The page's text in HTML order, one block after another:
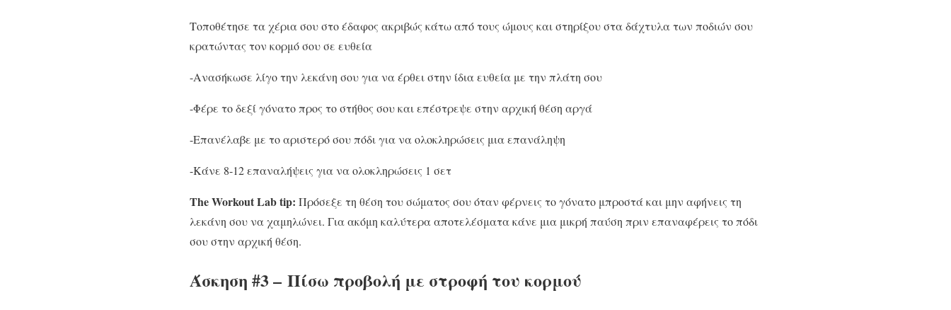
Τοποθέτησε τα χέρια σου στο έδαφος ακριβώς κάτω από τους ώμους και στηρίξου στα δάχτυλα των ποδιών σου
κρατώντας τον κορμό σου σε ευθεία
-Ανασήκωσε λίγο την λεκάνη σου για να έρθει στην ίδια ευθεία με την πλάτη σου
-Φέρε το δεξί γόνατο προς το στήθος σου και επέστρεψε στην αρχική θέση αργά
-Επανέλαβε με το αριστερό σου πόδι για να ολοκληρώσεις μια επανάληψη
-Κάνε 8-12 επαναλήψεις για να ολοκληρώσεις 1 σετ
The Workout Lab tip: Πρόσεξε τη θέση του σώματος σου όταν φέρνεις το γόνατο μπροστά και μην αφήνεις τη
λεκάνη σου να χαμηλώνει. Για ακόμη καλύτερα αποτελέσματα κάνε μια μικρή παύση πριν επαναφέρεις το πόδι
σου στην αρχική θέση.
Άσκηση #3 – Πίσω προβολή με στροφή του κορμού